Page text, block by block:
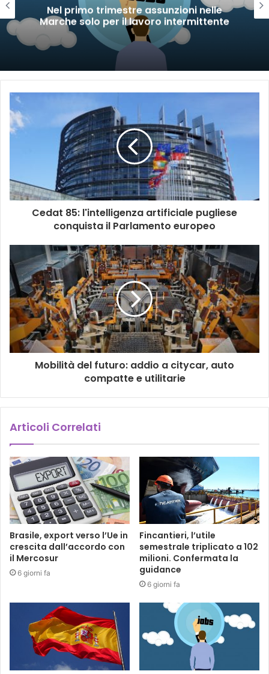
Nel primo trimestre assunzioni nelle
Marche solo per il lavoro intermittente
Cedat 85: l'intelligenza artificiale pugliese
conquista il Parlamento europeo
Mobilità del futuro: addio a citycar, auto
compatte e utilitarie
Articoli Correlati
Brasile, export verso l’Ue in
crescita dall’accordo con
il Mercosur
6 giorni fa
Fincantieri, l’utile
semestrale triplicato a 102
milioni. Confermata la
guidance
6 giorni fa